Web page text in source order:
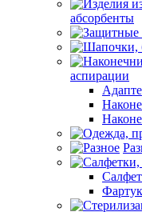
абсорбенты
аспирации